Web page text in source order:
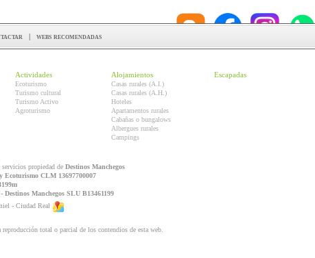
| webs recomendadas
Actividades
Ecoturismo
Turismo cultural
Turismo Activo
Agroturismo
Alojamientos
Casas rurales (A.I.)
Casas rurales (A.H.)
Hoteles
Apartamentos rurales
Cabañas o bungalows
Albergues rurales
Campings
Escapadas
propiedad de Destinos Manchegos
Ecoturismo CLM 13697700007
Manchegos SLU B13461199
- Ciudad Real
total o parcial de los contendios de esta web.